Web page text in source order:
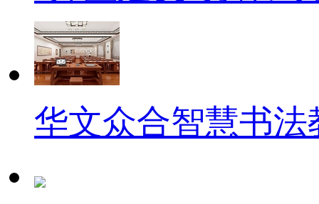
华文众合智慧书法